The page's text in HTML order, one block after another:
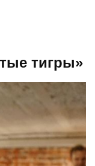
тигры»